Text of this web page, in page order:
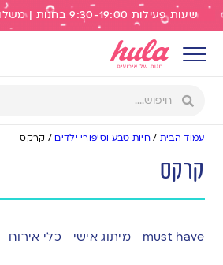
שעות פעילות 9:30-19:00 בחנות | משלוח חינם מעל 299 ש"ח
עמוד הבית /חיות טבע וסיפורי ילדים / קרקס
קרקס
must have מיתוג אישי כלי אירוח